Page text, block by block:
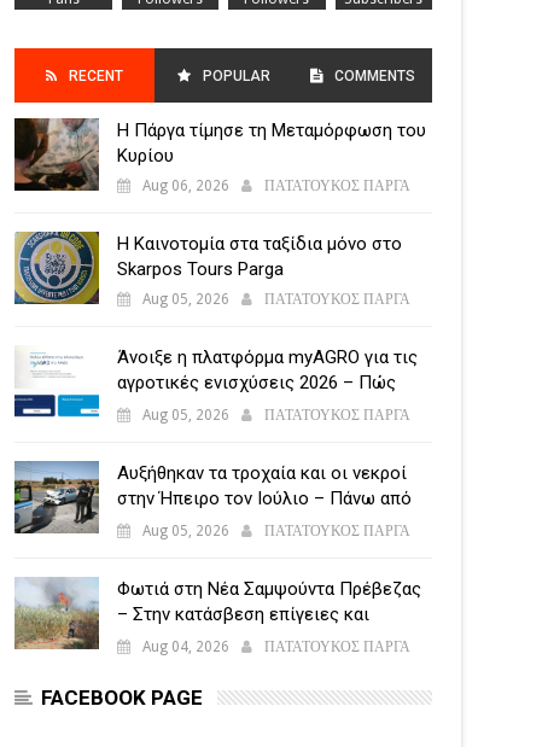
RECENT POPULAR
POSTS
COMMENTS
Η Πάργα τίμησε τη Μεταμόρφωση του
Κυρίου
Aug 06, 2026 ΠΑΤΑΤΟΥΚΟΣ ΠΑΡΓΑ
Η Καινοτομία στα ταξίδια μόνο στο
Skarpos Tours Parga
Aug 05, 2026 ΠΑΤΑΤΟΥΚΟΣ ΠΑΡΓΑ
Άνοιξε η πλατφόρμα myAGRO για τις
αγροτικές ενισχύσεις 2026 – Πώς
υποβάλλεται η Ενιαία Αίτηση
Aug 05, 2026 ΠΑΤΑΤΟΥΚΟΣ ΠΑΡΓΑ
Αυξήθηκαν τα τροχαία και οι νεκροί
στην Ήπειρο τον Ιούλιο – Πάνω από
5.500 παραβάσεις
Aug 05, 2026 ΠΑΤΑΤΟΥΚΟΣ ΠΑΡΓΑ
Φωτιά στη Νέα Σαμψούντα Πρέβεζας
– Στην κατάσβεση επίγειες και
εναέριες δυνάμεις
Aug 04, 2026 ΠΑΤΑΤΟΥΚΟΣ ΠΑΡΓΑ
FACEBOOK PAGE